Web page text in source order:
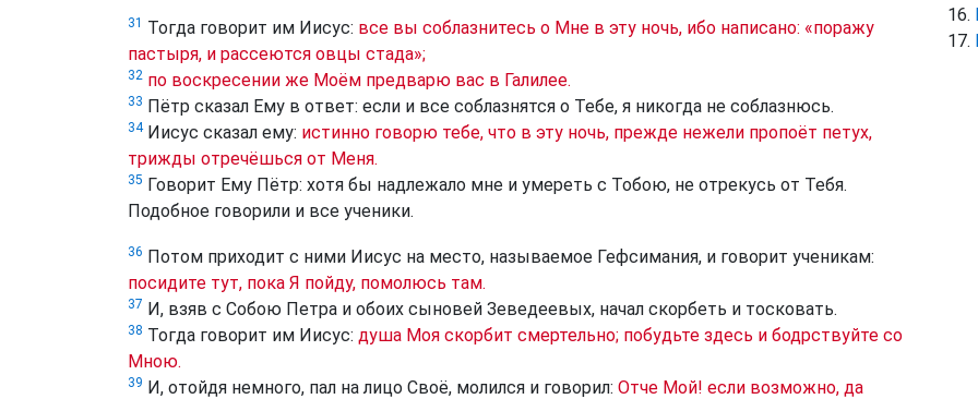
31 Тогда говорит им Иисус: все вы соблазнитесь о Мне в эту ночь, ибо написано: «поражу
пастыря, и рассеются овцы стада»;
32 по воскресении же Моём предварю вас в Галилее.
33 Пётр сказал Ему в ответ: если и все соблазнятся о Тебе, я никогда не соблазнюсь.
34Иисус сказал ему: истинно говорю тебе, что в эту ночь, прежде нежели пропоёт петух,
трижды отречёшься от Меня.
35 Говорит Ему Пётр: хотя бы надлежало мне и умереть с Тобою, не отрекусь от Тебя.
Подобное говорили и все ученики.
36 Потом приходит с ними Иисус на место, называемое Гефсимания, и говорит ученикам:
посидите тут, пока Я пойду, помолюсь там.
37 И, взяв с Собою Петра и обоих сыновей Зеведеевых, начал скорбеть и тосковать.
38 Тогда говорит им Иисус: душа Моя скорбит смертельно; побудьте здесь и бодрствуйте со
Мною.
39 И, отойдя немного, пал на лицо Своё, молился и говорил: Отче Мой! если возможно, да